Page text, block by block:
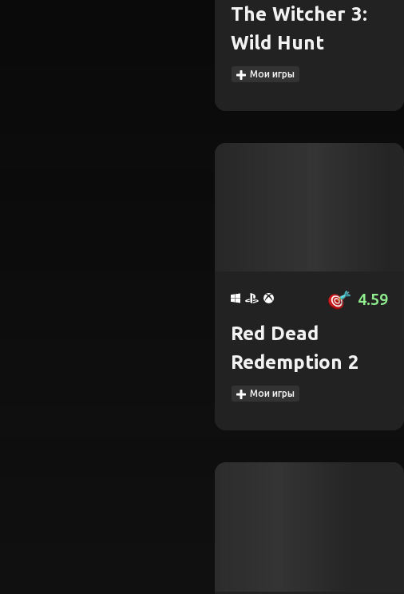
The Witcher 3:
Wild Hunt
Мои игры
4.59
Red Dead
Redemption 2
Мои игры